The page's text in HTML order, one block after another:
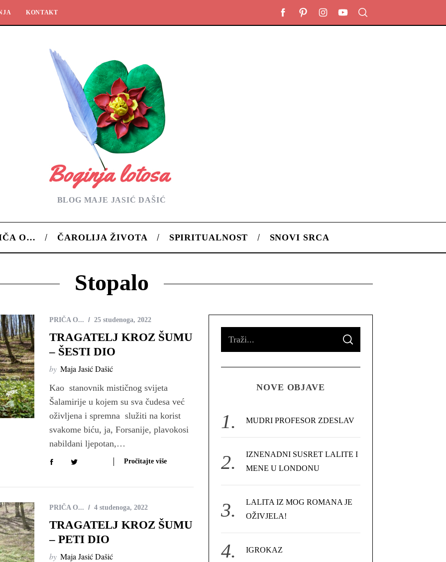
KONTAKT
BLOG MAJE JASIĆ DAŠIĆ
O… ČAROLIJA ŽIVOTA SPIRITUALNOST SNOVI SRCA
Stopalo
PRIČA O... 25 studenoga, 2022
TRAGATELJ KROZ ŠUMU
– ŠESTI DIO
by Maja Jasić Dašić
Kao stanovnik mističnog svijeta
Šalamirije u kojem su sva čudesa već
oživljena i spremna služiti na korist
svakome biću, ja, Forsanije, plavokosi
nabildani ljepotan,…
Pročitajte više
PRIČA O... 4 studenoga, 2022
TRAGATELJ KROZ ŠUMU
– PETI DIO
by Maja Jasić Dašić
o
S
A
C
NOVE OBJAVE
MUDRI PROFESOR ZDESLAV
IZNENADNI SUSRET LALITE I
MENE U LONDONU
LALITA IZ MOG ROMANA JE
OŽIVJELA!
IGROKAZ